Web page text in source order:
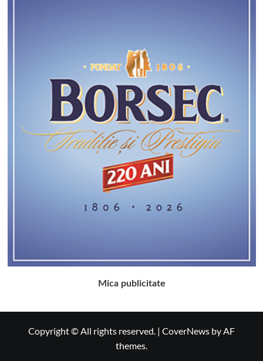
Mica publicitate
Copyright © All rights reserved. | CoverNews by AF
themes.